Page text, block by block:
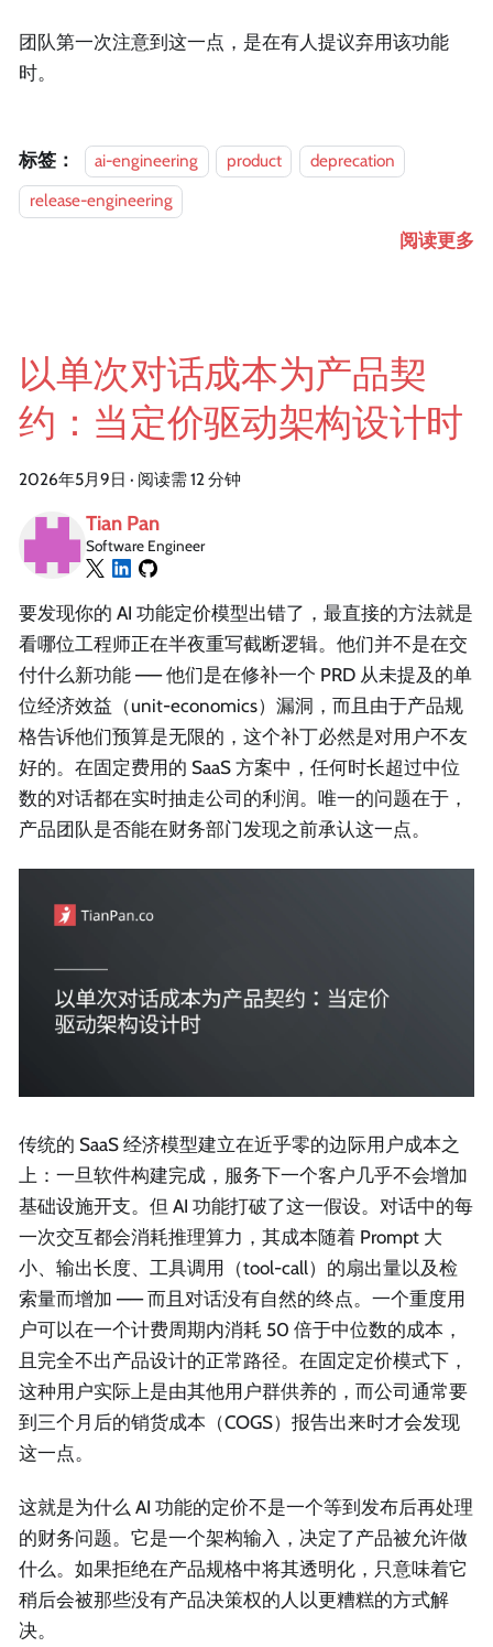
团队第一次注意到这一点，是在有人提议弃用该功能
时。
标签： ai-engineering product
deprecation
release-engineering
阅读更多
以单次对话成本为产品契
约：当定价驱动架构设计时
2026年5月9日 · 阅读需 12 分钟
Tian Pan
Software Engineer
要发现你的 AI 功能定价模型出错了，最直接的方法就是
看哪位工程师正在半夜重写截断逻辑。他们并不是在交
付什么新功能 —— 他们是在修补一个 PRD 从未提及的单
位经济效益（unit-economics）漏洞，而且由于产品规
格告诉他们预算是无限的，这个补丁必然是对用户不友
好的。在固定费用的 SaaS 方案中，任何时长超过中位
数的对话都在实时抽走公司的利润。唯一的问题在于，
产品团队是否能在财务部门发现之前承认这一点。
传统的 SaaS 经济模型建立在近乎零的边际用户成本之
上：一旦软件构建完成，服务下一个客户几乎不会增加
基础设施开支。但 AI 功能打破了这一假设。对话中的每
一次交互都会消耗推理算力，其成本随着 Prompt 大
小、输出长度、工具调用（tool-call）的扇出量以及检
索量而增加 —— 而且对话没有自然的终点。一个重度用
户可以在一个计费周期内消耗 50 倍于中位数的成本，
且完全不出产品设计的正常路径。在固定定价模式下，
这种用户实际上是由其他用户群供养的，而公司通常要
到三个月后的销货成本（COGS）报告出来时才会发现
这一点。
这就是为什么 AI 功能的定价不是一个等到发布后再处理
的财务问题。它是一个架构输入，决定了产品被允许做
什么。如果拒绝在产品规格中将其透明化，只意味着它
稍后会被那些没有产品决策权的人以更糟糕的方式解
决。